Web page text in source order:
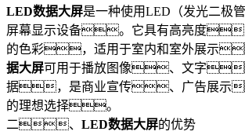
LED数据大屏是一种使用LED（发光二极
屏幕显示设备。它具有高亮度
的色彩，适用于室内和室外展示
据大屏可用于播放图像、文字
据，是商业宣传、广告展示
的理想选择。
二、 LED数据大屏的优势